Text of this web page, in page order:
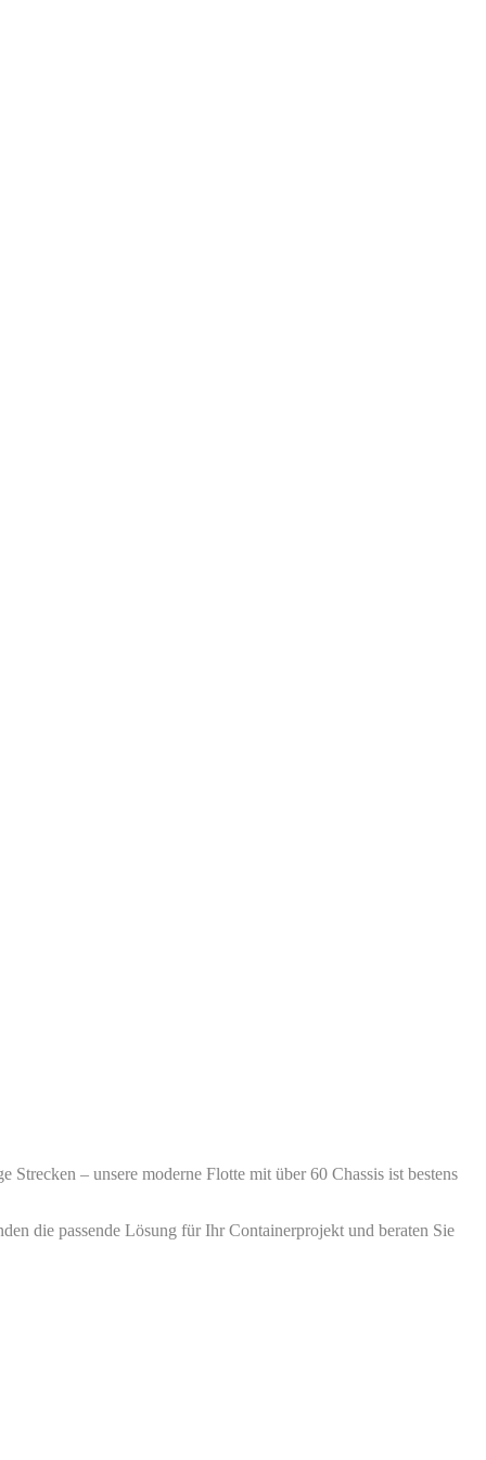
– unsere moderne Flotte mit über 60 Chassis ist bestens
die passende Lösung für Ihr Containerprojekt und beraten Sie